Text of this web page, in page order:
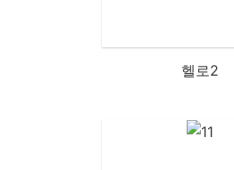
헬로2